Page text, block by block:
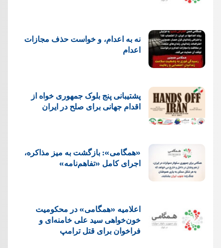
نه به اعدام، و خواست حذف مجازات
اعدام
پشتيبانی پنج بلوک جمهوری خواه از
اقدام جهانی برای صلح در ایران
«همگامی»: بازگشت به میز مذاکره،
اجرای کامل «تفاهم‌نامه»
اعلامیه «همگامی» در محکومیت
خون‌خواهی سید علی خامنه‌ای و
فراخوان برای قتل ترامپ